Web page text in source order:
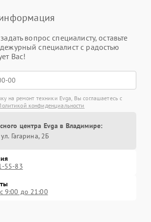
вопрос специалисту, оставьте
специалист с радостью
Вас!
на ремонт техники Evga, Вы соглашаетесь с
конфиденциальности
центра Evga в Владимире:
Гагарина, 2Б
55-83
9:00 до 21:00